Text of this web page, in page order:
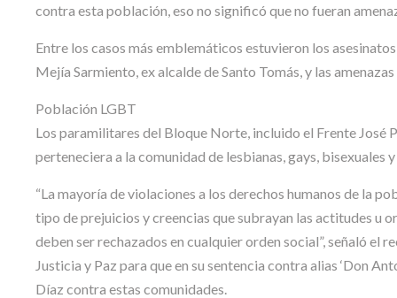
contra esta población, eso no significó que no fueran
Entre los casos más emblemáticos estuvieron los
Mejía Sarmiento, ex alcalde de Santo Tomás, y las
Población LGBT
Los paramilitares del Bloque Norte, incluido el Frente José
perteneciera a la comunidad de lesbianas, gays, bisexuales
“La mayoría de violaciones a los derechos humanos de la
tipo de prejuicios y creencias que subrayan las actitudes u
deben ser rechazados en cualquier orden social”, señaló el
Justicia y Paz para que en su sentencia contra alias ‘Don
Díaz contra estas comunidades.